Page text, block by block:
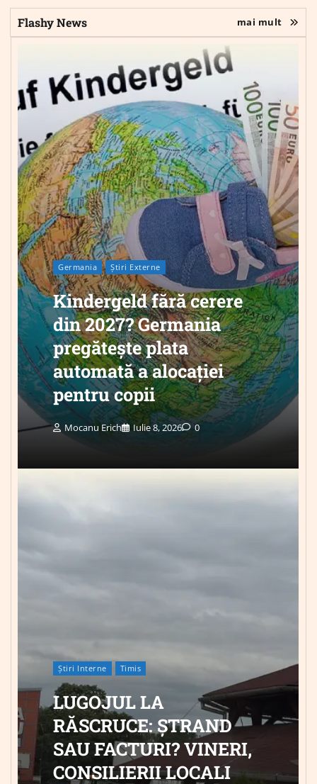
Flashy News mai mult
Germania Știri Externe
Kindergeld fără cerere
din 2027? Germania
pregătește plata
automată a alocației
pentru copii
Mocanu Erich Iulie 8, 2026 0
Știri Interne Timis
LUGOJUL LA
RĂSCRUCE: ȘTRAND
SAU FACTURI? VINERI,
CONSILIERII LOCALI